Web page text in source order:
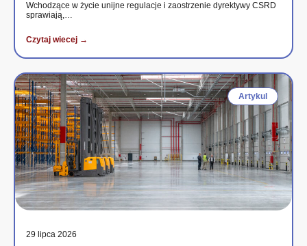
Wchodzące w życie unijne regulacje i zaostrzenie dyrektywy CSRD
sprawiają,…
Czytaj wiecej →
Artykul
29 lipca 2026